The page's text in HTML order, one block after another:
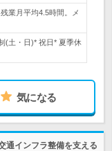
業月平均4.5時間。メ
土・日)* 祝日* 夏季休
気になる
通インフラ整備を支える